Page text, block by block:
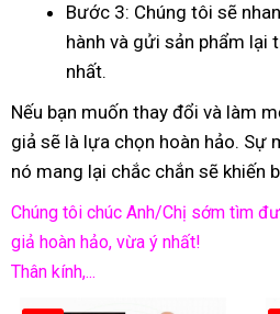
Bước 3: Chúng tôi sẽ
hành và gửi sản phẩm lại
nhất.
Nếu bạn muốn thay đổi và làm
giả sẽ là lựa chọn hoàn hảo. Sự
nó mang lại chắc chắn sẽ khiến
Chúng tôi chúc Anh/Chị sớm tìm
giả hoàn hảo, vừa ý nhất!
Thân kính,...